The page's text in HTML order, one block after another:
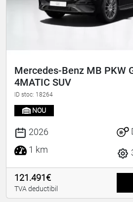
Mercedes-Benz MB PKW
4MATIC SUV
ID stoc: 18264
NOU
2026
1 km
121.491€
TVA deductibil